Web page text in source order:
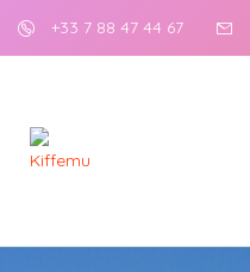
+33 7 88 47 44 67